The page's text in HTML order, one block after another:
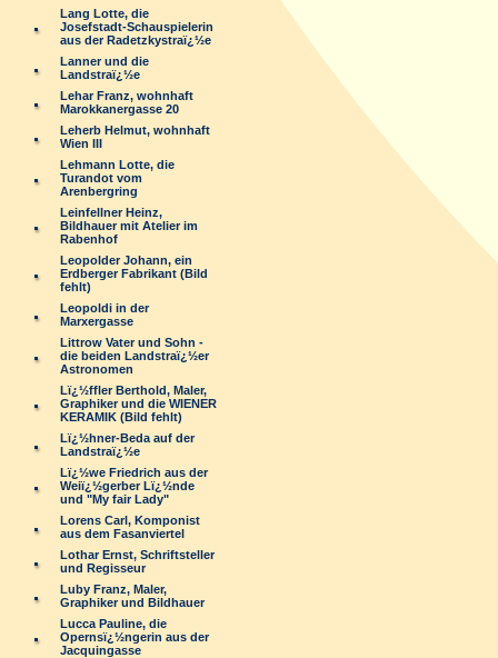
Lang Lotte, die
Josefstadt-Schauspielerin
aus der Radetzkystraï¿½e
Lanner und die
Landstraï¿½e
Lehar Franz, wohnhaft
Marokkanergasse 20
Leherb Helmut, wohnhaft
Wien III
Lehmann Lotte, die
Turandot vom
Arenbergring
Leinfellner Heinz,
Bildhauer mit Atelier im
Rabenhof
Leopolder Johann, ein
Erdberger Fabrikant (Bild
fehlt)
Leopoldi in der
Marxergasse
Littrow Vater und Sohn -
die beiden Landstraï¿½er
Astronomen
Lï¿½ffler Berthold, Maler,
Graphiker und die WIENER
KERAMIK (Bild fehlt)
Lï¿½hner-Beda auf der
Landstraï¿½e
Lï¿½we Friedrich aus der
Weiï¿½gerber Lï¿½nde
und "My fair Lady"
Lorens Carl, Komponist
aus dem Fasanviertel
Lothar Ernst, Schriftsteller
und Regisseur
Luby Franz, Maler,
Graphiker und Bildhauer
Lucca Pauline, die
Opernsï¿½ngerin aus der
Jacquingasse